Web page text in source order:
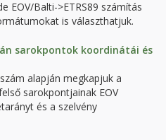
EOV/Balti->ETRS89 számítás
is választhatjuk.
sarokpontok koordinátái és
alapján megkapjuk a
sarokpontjainak EOV
és a szelvény